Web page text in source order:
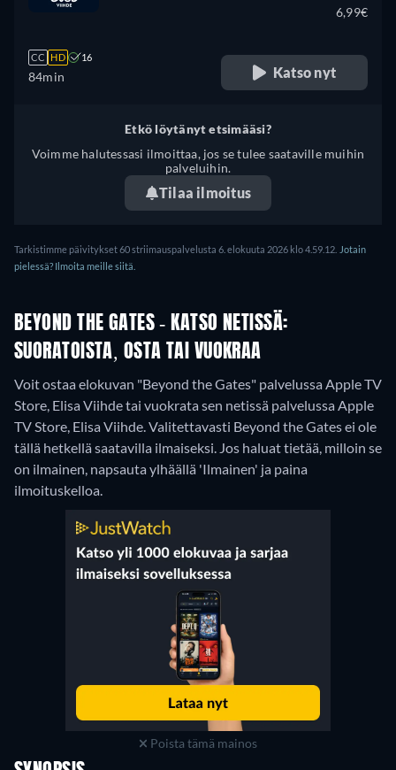
CC HD 16
84min
6,99€
Katso nyt
Etkö löytänyt etsimääsi?
Voimme halutessasi ilmoittaa, jos se tulee saataville muihin
palveluihin.
Tilaa ilmoitus
Tarkistimme päivitykset 60 striimauspalvelusta 6. elokuuta 2026 klo 4.59.12. Jotain
pielessä? Ilmoita meille siitä.
BEYOND THE GATES - KATSO NETISSÄ:
SUORATOISTA, OSTA TAI VUOKRAA
Voit ostaa elokuvan "Beyond the Gates" palvelussa Apple TV
Store, Elisa Viihde tai vuokrata sen netissä palvelussa Apple
TV Store, Elisa Viihde.Valitettavasti Beyond the Gates ei ole
tällä hetkellä saatavilla ilmaiseksi. Jos haluat tietää, milloin se
on ilmainen, napsauta ylhäällä 'Ilmainen' ja paina
ilmoituskelloa.
Poista tämä mainos